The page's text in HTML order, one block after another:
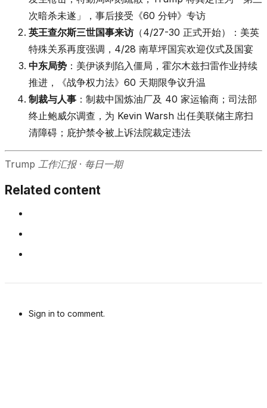
次暗杀未遂」，事后接受《60 分钟》专访
英王查尔斯三世国事来访（4/27-30 正式开始）：美英
特殊关系再度强调，4/28 南草坪国宾欢迎仪式及国宴
中东局势 ：美伊谈判陷入僵局，霍尔木兹扫雷作业持续
推进，《战争权力法》60 天期限争议升温
制裁与人事 ：制裁中国炼油厂及 40 家运输商；司法部
终止鲍威尔调查，为 Kevin Warsh 出任美联储主席扫
清障碍；庇护禁令被上诉法院裁定违法
Trump 工作汇报 · 每日一期
Related content
Sign in to comment.